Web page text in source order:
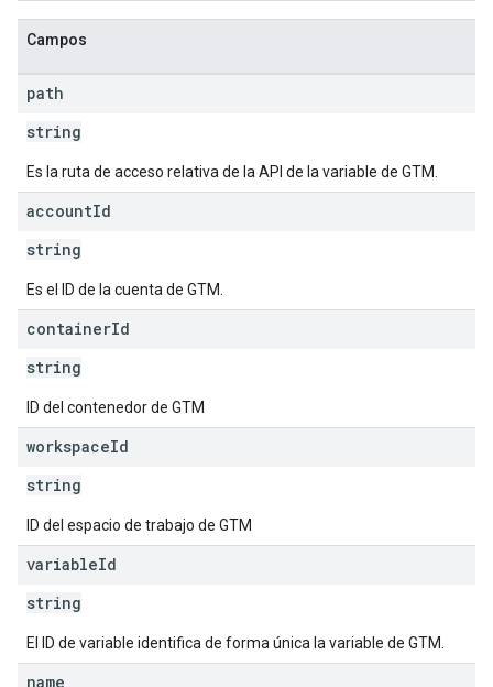
Campos
path
string
Es la ruta de acceso relativa de la API de la variable de GTM.
accountId
string
Es el ID de la cuenta de GTM.
containerId
string
ID del contenedor de GTM
workspaceId
string
ID del espacio de trabajo de GTM
variableId
string
El ID de variable identifica de forma única la variable de GTM.
name